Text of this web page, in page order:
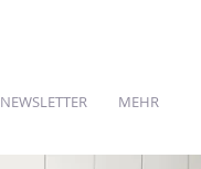
NEWSLETTER MEHR